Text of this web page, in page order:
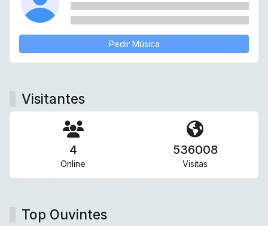
Pedir Música
Visitantes
4
Online
536008
Visitas
Top Ouvintes